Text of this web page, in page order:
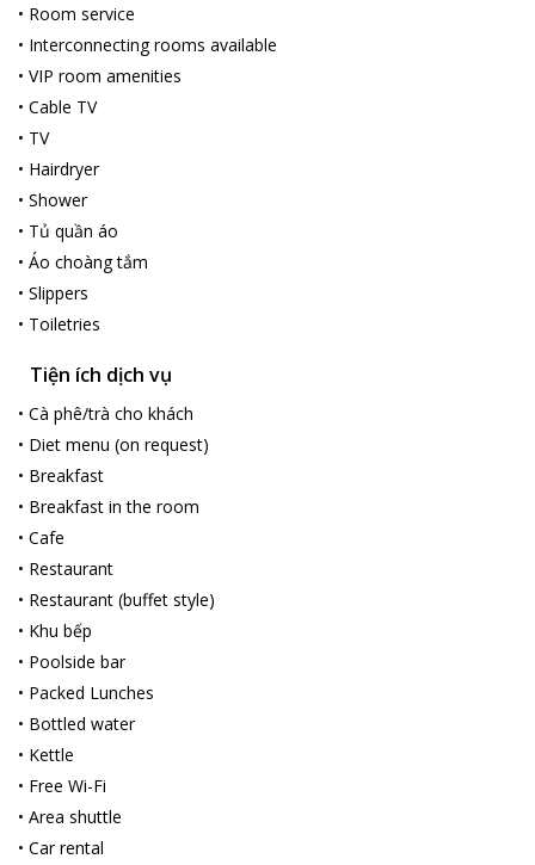
• Room service
• Interconnecting rooms available
• VIP room amenities
• Cable TV
• TV
• Hairdryer
• Shower
• Tủ quần áo
• Áo choàng tắm
• Slippers
• Toiletries
Tiện ích dịch vụ
• Cà phê/trà cho khách
• Diet menu (on request)
• Breakfast
• Breakfast in the room
• Cafe
• Restaurant
• Restaurant (buffet style)
• Khu bếp
• Poolside bar
• Packed Lunches
• Bottled water
• Kettle
• Free Wi-Fi
• Area shuttle
• Car rental